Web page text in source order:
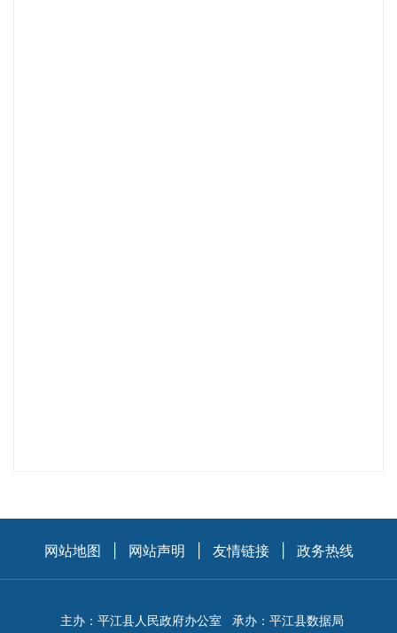
网站地图 网站声明 友情链接 政务热线
主办：平江县人民政府办公室 承办：平江县数据局